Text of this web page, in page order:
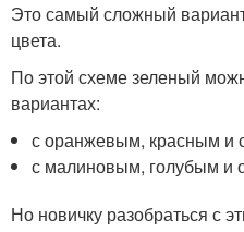
Это самый сложный
цвета.
По этой схеме зеленый
вариантах:
с оранжевым, красным и
с малиновым, голубым и
Но новичку разобраться с